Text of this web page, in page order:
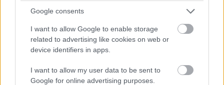
Google consents
I want to allow Google to enable storage
related to advertising like cookies on web or
device identifiers in apps.
I want to allow my user data to be sent to
Google for online advertising purposes.
Az F1-es Magyar Nagydíj győztesei és
vesztesei